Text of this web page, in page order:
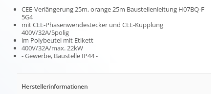
CEE-Verlängerung 25m, orange 25m Baustellenleitung H07BQ-F
5G4
mit CEE-Phasenwendestecker und CEE-Kupplung
400V/32A/5polig
im Polybeutel mit Etikett
400V/32A/max. 22kW
- Gewerbe, Baustelle IP44 -
Herstellerinformationen